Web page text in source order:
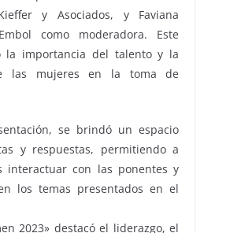
y Asociados, y Faviana
como moderadora. Este
la importancia del talento y la
las mujeres en la toma de
se brindó un espacio
y respuestas, permitiendo a
interactuar con las ponentes y
los temas presentados en el
2023» destacó el liderazgo, el